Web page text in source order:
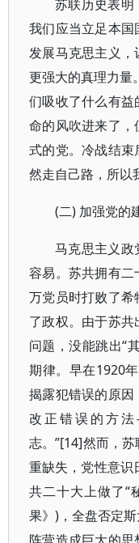
苏联历史表明
我们应当立足本
发展马克思主义
更强大的真理力量
们吸收了什么有
命的风吹进来了
式的党。冷战结
然走自己路，所以
(二) 加强党的
马克思主义政
容易。苏共拥有
万党员时打败了
了政权。由于苏
问题，没能跳出“
期律。早在1920
揭露犯错误的原
改正错误的方
志。”[14]然而，
重缺失，党性意识
共二十大上做了“
果》)，全盘否定